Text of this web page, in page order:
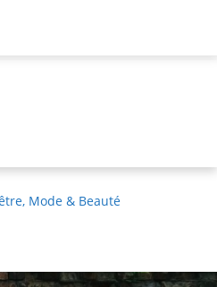
Mode & Beauté